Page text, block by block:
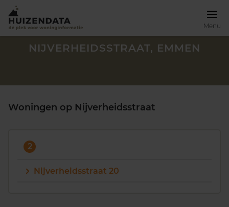
Menu
NIJVERHEIDSSTRAAT, EMMEN
Woningen op Nijverheidsstraat
2
Nijverheidsstraat 20